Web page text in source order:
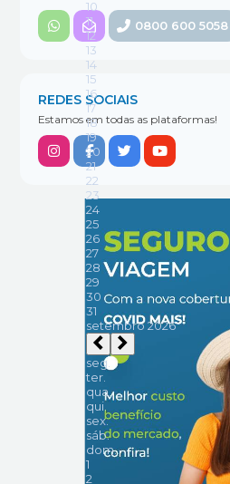
0800 600 5058
REDES SOCIAIS
Estamos em todas as plataformas!